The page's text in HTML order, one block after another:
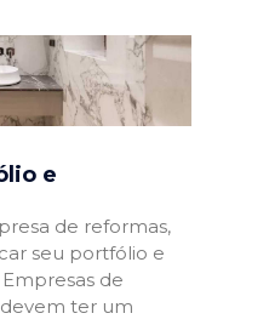
e
de reformas,
seu portfólio e
de
ter um